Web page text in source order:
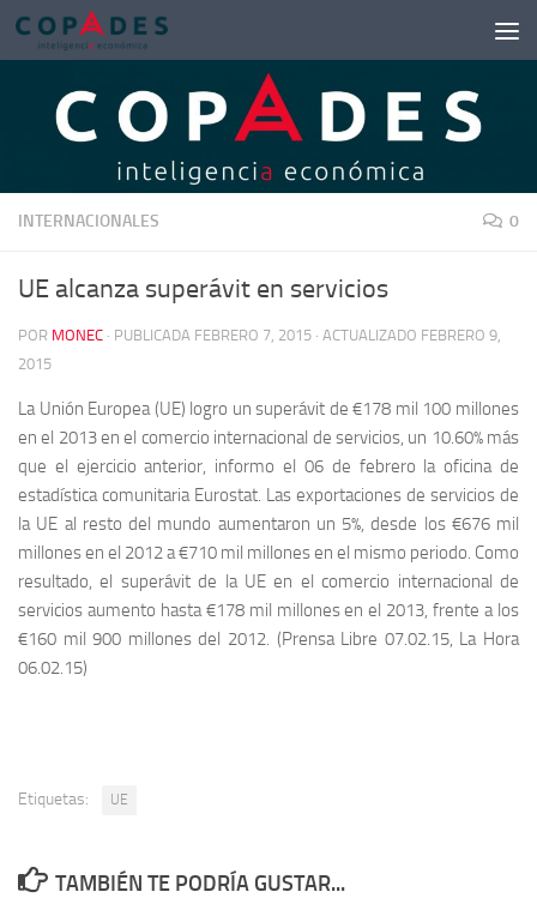
Saltar al contenido
INTERNACIONALES 0
UE alcanza superávit en servicios
POR MONEC · PUBLICADA FEBRERO 7, 2015 · ACTUALIZADO FEBRERO 9,
2015
La Unión Europea (UE) logro un superávit de €178 mil 100 millones
en el 2013 en el comercio internacional de servicios, un 10.60% más
que el ejercicio anterior, informo el 06 de febrero la oficina de
estadística comunitaria Eurostat. Las exportaciones de servicios de
la UE al resto del mundo aumentaron un 5%, desde los €676 mil
millones en el 2012 a €710 mil millones en el mismo periodo. Como
resultado, el superávit de la UE en el comercio internacional de
servicios aumento hasta €178 mil millones en el 2013, frente a los
€160 mil 900 millones del 2012. (Prensa Libre 07.02.15, La Hora
06.02.15)
Etiquetas: UE
TAMBIÉN TE PODRÍA GUSTAR...